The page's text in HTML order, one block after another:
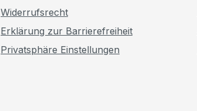
Widerrufsrecht
Erklärung zur Barrierefreiheit
Privatsphäre Einstellungen